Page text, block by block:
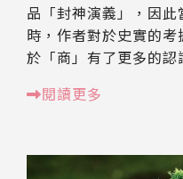
品「封神演義」，因
時，作者對於史實的
於「商」有了更多的認
閱讀更多